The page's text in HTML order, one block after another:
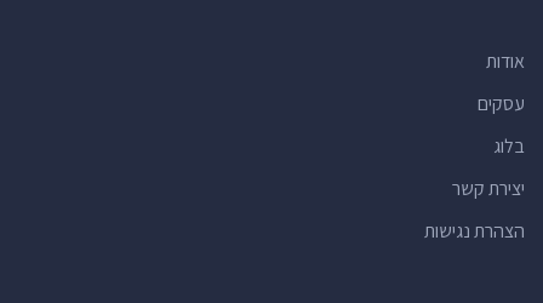
אודות
עסקים
בלוג
יצירת קשר
הצהרת נגישות